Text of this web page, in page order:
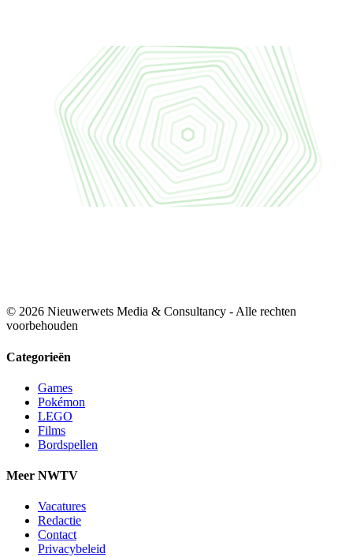
© 2026 Nieuwerwets Media & Consultancy - Alle rechten
voorbehouden
Categorieën
Games
Pokémon
LEGO
Films
Bordspellen
Meer NWTV
Vacatures
Redactie
Contact
Privacybeleid